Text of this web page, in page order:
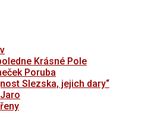
Krásné Pole
Poruba
Slezska, jejich dary“